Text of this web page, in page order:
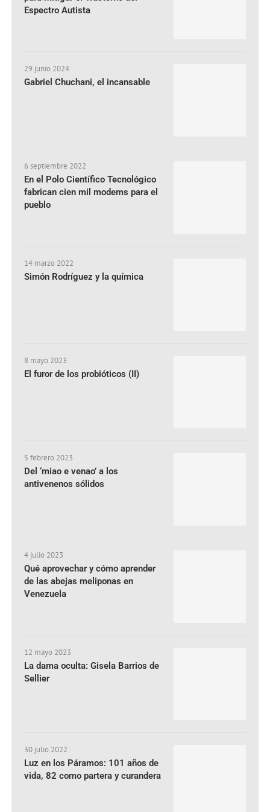
Espectro Autista
29 junio 2024
Gabriel Chuchani, el incansable
6 septiembre 2022
En el Polo Científico Tecnológico
fabrican cien mil modems para el
pueblo
14 marzo 2022
Simón Rodríguez y la química
8 mayo 2023
El furor de los probióticos (II)
5 febrero 2023
Del ‘miao e venao’ a los
antivenenos sólidos
4 julio 2023
Qué aprovechar y cómo aprender
de las abejas meliponas en
Venezuela
12 mayo 2023
La dama oculta: Gisela Barrios de
Sellier
30 julio 2022
Luz en los Páramos: 101 años de
vida, 82 como partera y curandera